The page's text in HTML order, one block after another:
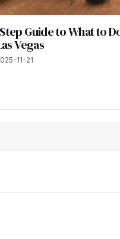
Guide to What to
Vegas
11-21